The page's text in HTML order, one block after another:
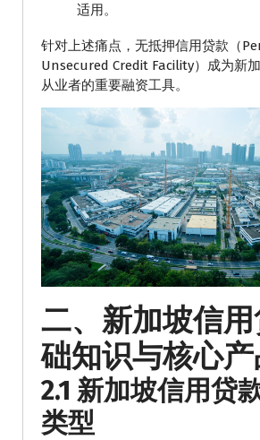
适用。
针对上述痛点，无抵押信用贷款（
Unsecured Credit Facility）成为新
从业者的重要融资工具。
二、新加坡信
础知识与核心
2.1 新加坡信用贷
类型